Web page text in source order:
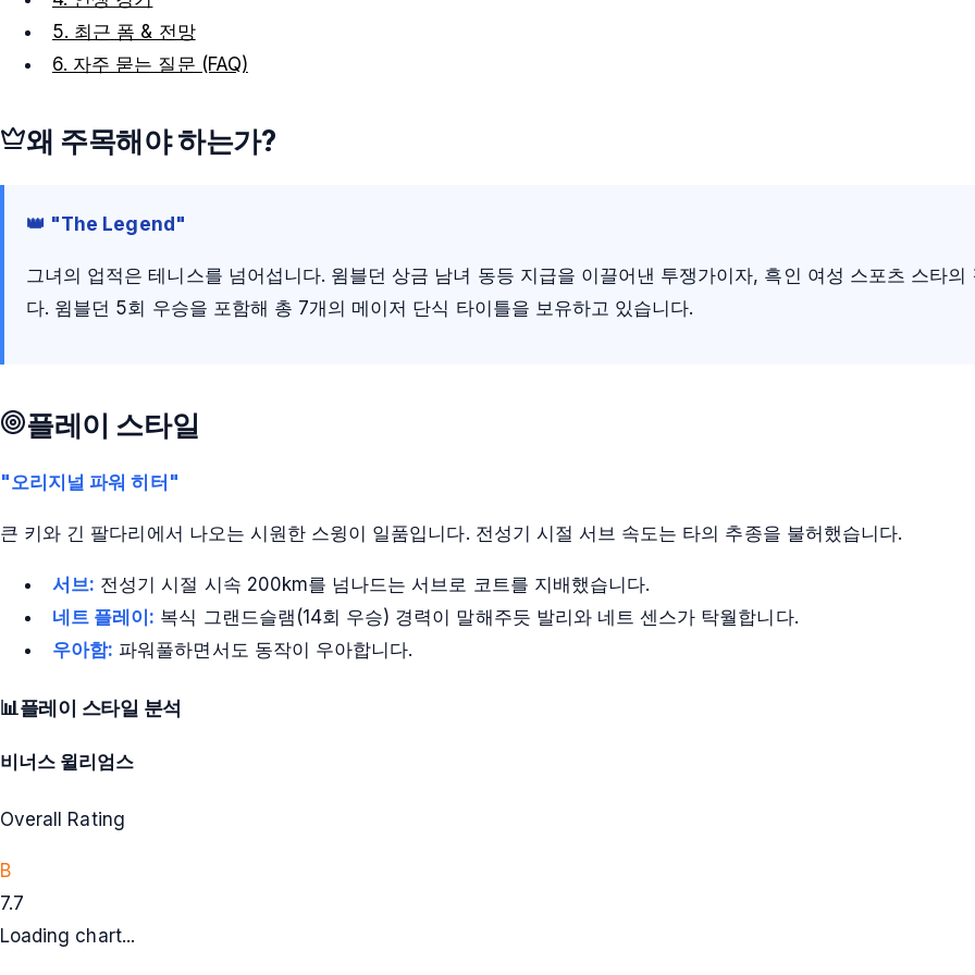
5. 최근 폼 & 전망
6. 자주 묻는 질문 (FAQ)
왜 주목해야 하는가?
👑 "The Legend"
그녀의 업적은 테니스를 넘어섭니다. 윔블던 상금 남녀 동등 지급을 이끌어낸 투쟁가이자, 흑인 여성 스포츠 스타의
다. 윔블던 5회 우승을 포함해 총 7개의 메이저 단식 타이틀을 보유하고 있습니다.
플레이 스타일
"오리지널 파워 히터"
큰 키와 긴 팔다리에서 나오는 시원한 스윙이 일품입니다. 전성기 시절 서브 속도는 타의 추종을 불허했습니다.
서브: 전성기 시절 시속 200km를 넘나드는 서브로 코트를 지배했습니다.
네트 플레이: 복식 그랜드슬램(14회 우승) 경력이 말해주듯 발리와 네트 센스가 탁월합니다.
우아함: 파워풀하면서도 동작이 우아합니다.
📊플레이 스타일 분석
비너스 윌리엄스
Overall Rating
B
7.7
Loading chart...